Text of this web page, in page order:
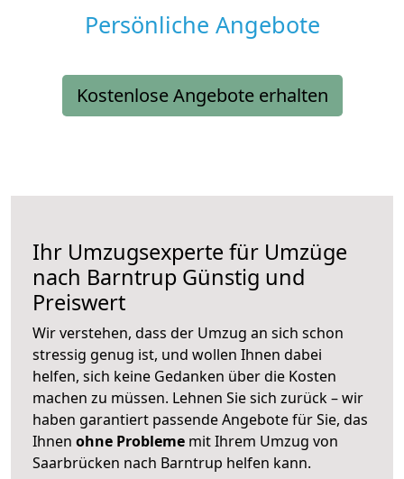
Persönliche Angebote
Kostenlose Angebote erhalten
Ihr Umzugsexperte für Umzüge
nach Barntrup Günstig und
Preiswert
Wir verstehen, dass der Umzug an sich schon
stressig genug ist, und wollen Ihnen dabei
helfen, sich keine Gedanken über die Kosten
machen zu müssen. Lehnen Sie sich zurück – wir
haben garantiert passende Angebote für Sie, das
Ihnen ohne Probleme mit Ihrem Umzug von
Saarbrücken nach Barntrup helfen kann.